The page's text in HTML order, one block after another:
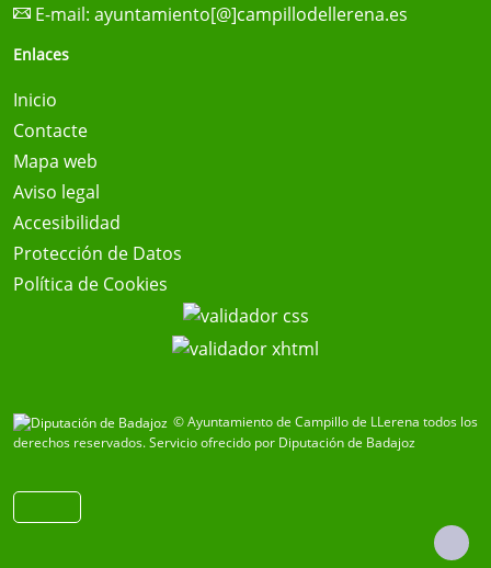
E-mail: ayuntamiento[@]campillodellerena.es
Enlaces
Inicio
Contacte
Mapa web
Aviso legal
Accesibilidad
Protección de Datos
Política de Cookies
© Ayuntamiento de Campillo de LLerena todos los
derechos reservados.Servicio ofrecido por Diputación de Badajoz